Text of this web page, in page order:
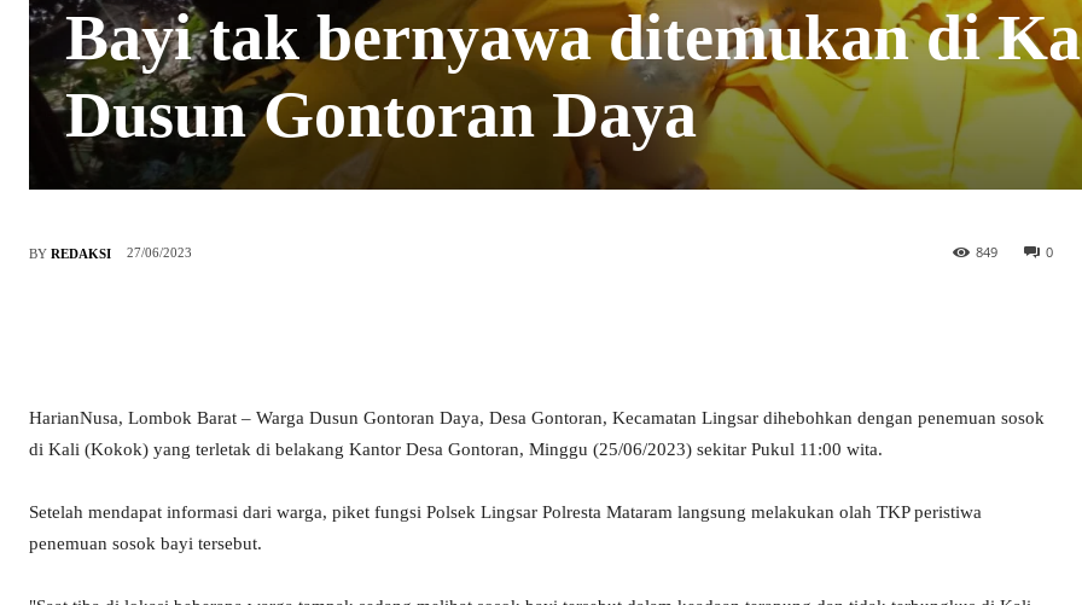
Bayi tak bernyawa ditemukan di
Dusun Gontoran Daya
BY REDAKSI 27/06/2023 0
849
HarianNusa, Lombok Barat – Warga Dusun Gontoran Daya, Desa Gontoran, Kecamatan Lingsar dihebohkan dengan penemuan sosok
di Kali (Kokok) yang terletak di belakang Kantor Desa Gontoran, Minggu (25/06/2023) sekitar Pukul 11:00 wita.
Setelah mendapat informasi dari warga, piket fungsi Polsek Lingsar Polresta Mataram langsung melakukan olah TKP peristiwa
penemuan sosok bayi tersebut.